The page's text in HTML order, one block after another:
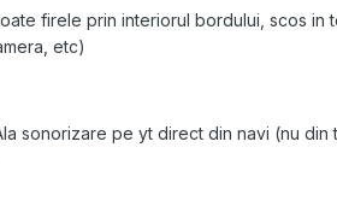
firele prin interiorul bordului, scos in
etc)
sonorizare pe yt direct din navi (nu din